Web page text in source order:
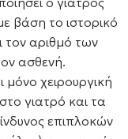
βάση το ιστορικό
τον αριθμό των
ασθενή.
χειρουργική
γιατρό και τα
επιπλοκών